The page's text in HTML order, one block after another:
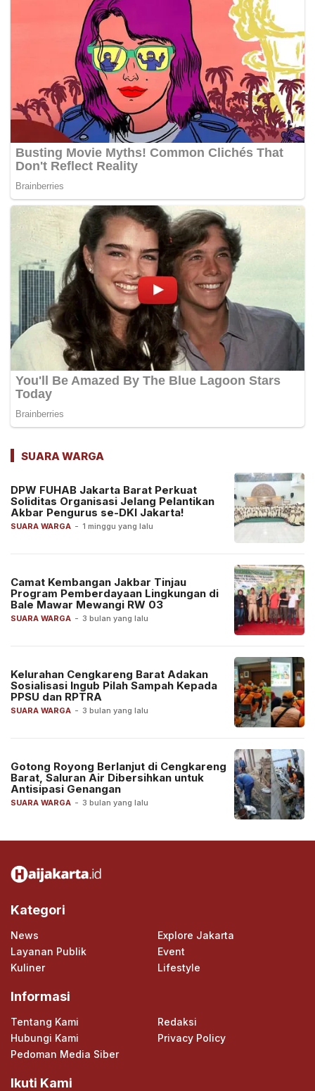
SUARA WARGA
SUARA WARGA - 1 minggu yang lalu
DPW FUHAB Jakarta Barat Perkuat
Soliditas Organisasi Jelang Pelantikan
Akbar Pengurus se-DKI Jakarta!
SUARA WARGA - 3 bulan yang lalu
Camat Kembangan Jakbar Tinjau
Program Pemberdayaan Lingkungan di
Bale Mawar Mewangi RW 03
SUARA WARGA - 3 bulan yang lalu
Kelurahan Cengkareng Barat Adakan
Sosialisasi Ingub Pilah Sampah Kepada
PPSU dan RPTRA
SUARA WARGA - 3 bulan yang lalu
Gotong Royong Berlanjut di Cengkareng
Barat, Saluran Air Dibersihkan untuk
Antisipasi Genangan
Kategori
News
Explore Jakarta
Layanan Publik
Event
Kuliner
Lifestyle
Informasi
Tentang Kami
Redaksi
Hubungi Kami
Privacy Policy
Pedoman Media Siber
Ikuti Kami